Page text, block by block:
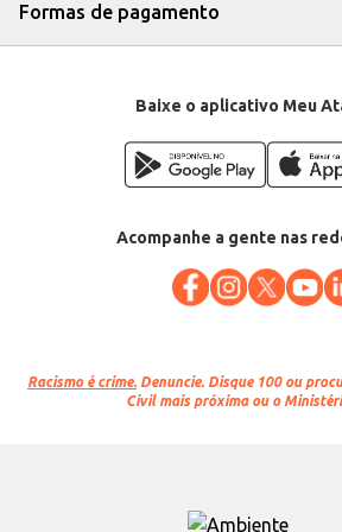
Formas de pagamento
Baixe o aplicativo Meu
Acompanhe a gente nas
Racismo é crime. Denuncie. Disque 100 ou
Civil mais próxima ou o